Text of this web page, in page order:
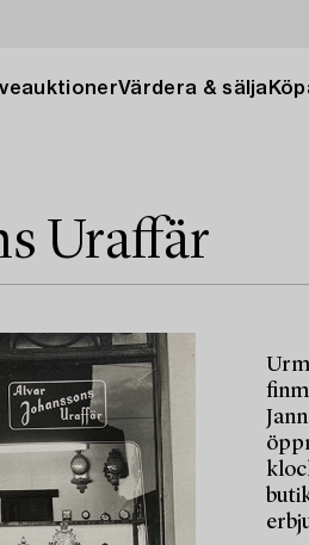
Värdera & sälja
Uraffär